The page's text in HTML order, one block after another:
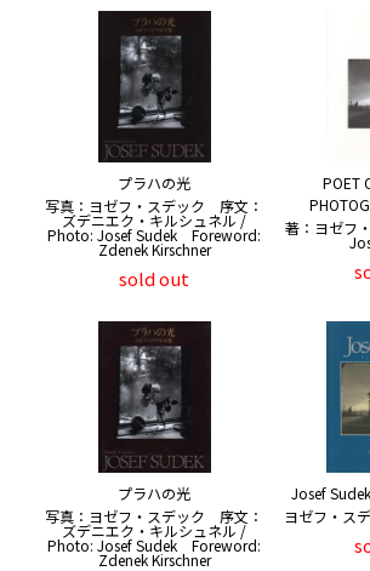
プラハの光
写真：ヨゼフ・スデック 序文：
ズデニエク・キルシュネル /
Photo: Josef Sudek Foreword:
Zdenek Kirschner
sold out
POET
著：ヨゼフ
プラハの光
写真：ヨゼフ・スデック 序文：
ズデニエク・キルシュネル /
Photo: Josef Sudek Foreword:
Zdenek Kirschner
Josef
ヨゼフ・ス